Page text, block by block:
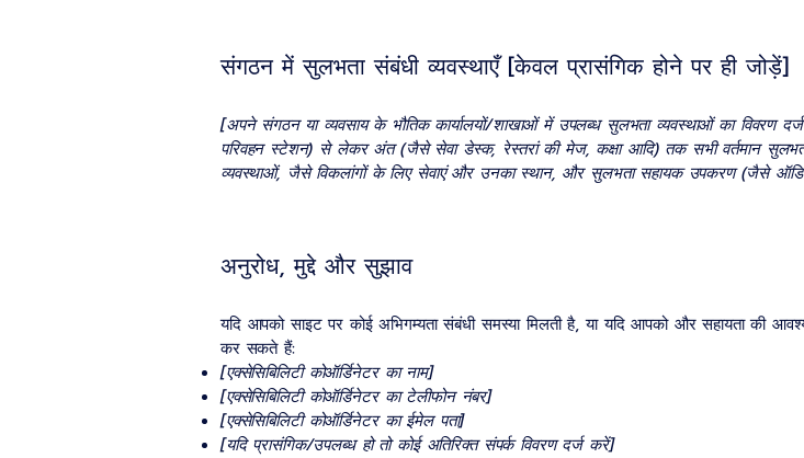
संगठन में सुलभता संबंधी व्यवस्थाएँ [केवल प्रासंगिक होने पर ही जोड़ें]
[अपने संगठन या व्यवसाय के भौतिक कार्यालयों/शाखाओं में उपलब्ध सुलभता व्यवस्थाओं का विवरण
परिवहन स्टेशन) से लेकर अंत (जैसे सेवा डेस्क, रेस्तरां की मेज, कक्षा आदि) तक सभी वर्तमान
व्यवस्थाओं, जैसे विकलांगों के लिए सेवाएं और उनका स्थान, और सुलभता सहायक उपकरण (जैसे
अनुरोध, मुद्दे और सुझाव
यदि आपको साइट पर कोई अभिगम्यता संबंधी समस्या मिलती है, या यदि आपको और सहायता की
कर सकते हैं:
[एक्सेसिबिलिटी कोऑर्डिनेटर का नाम]
[एक्सेसिबिलिटी कोऑर्डिनेटर का टेलीफोन नंबर]
[एक्सेसिबिलिटी कोऑर्डिनेटर का ईमेल पता]
[यदि प्रासंगिक/उपलब्ध हो तो कोई अतिरिक्त संपर्क विवरण दर्ज करें]